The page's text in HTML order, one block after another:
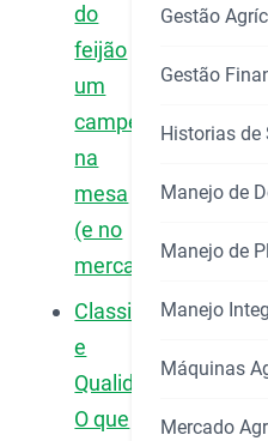
do
feijão
um
campeão
na
mesa
(e no
mercado)?
Classificação
e
Qualidade:
O que
Gestão
Gestão
Historias de
Manejo de
Manejo de
Manejo
Máquinas
Mercado